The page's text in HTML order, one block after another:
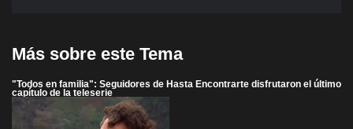
Más sobre este Tema
"Todos en familia": Seguidores de Hasta Encontrarte disfrutaron el último
capítulo de la teleserie